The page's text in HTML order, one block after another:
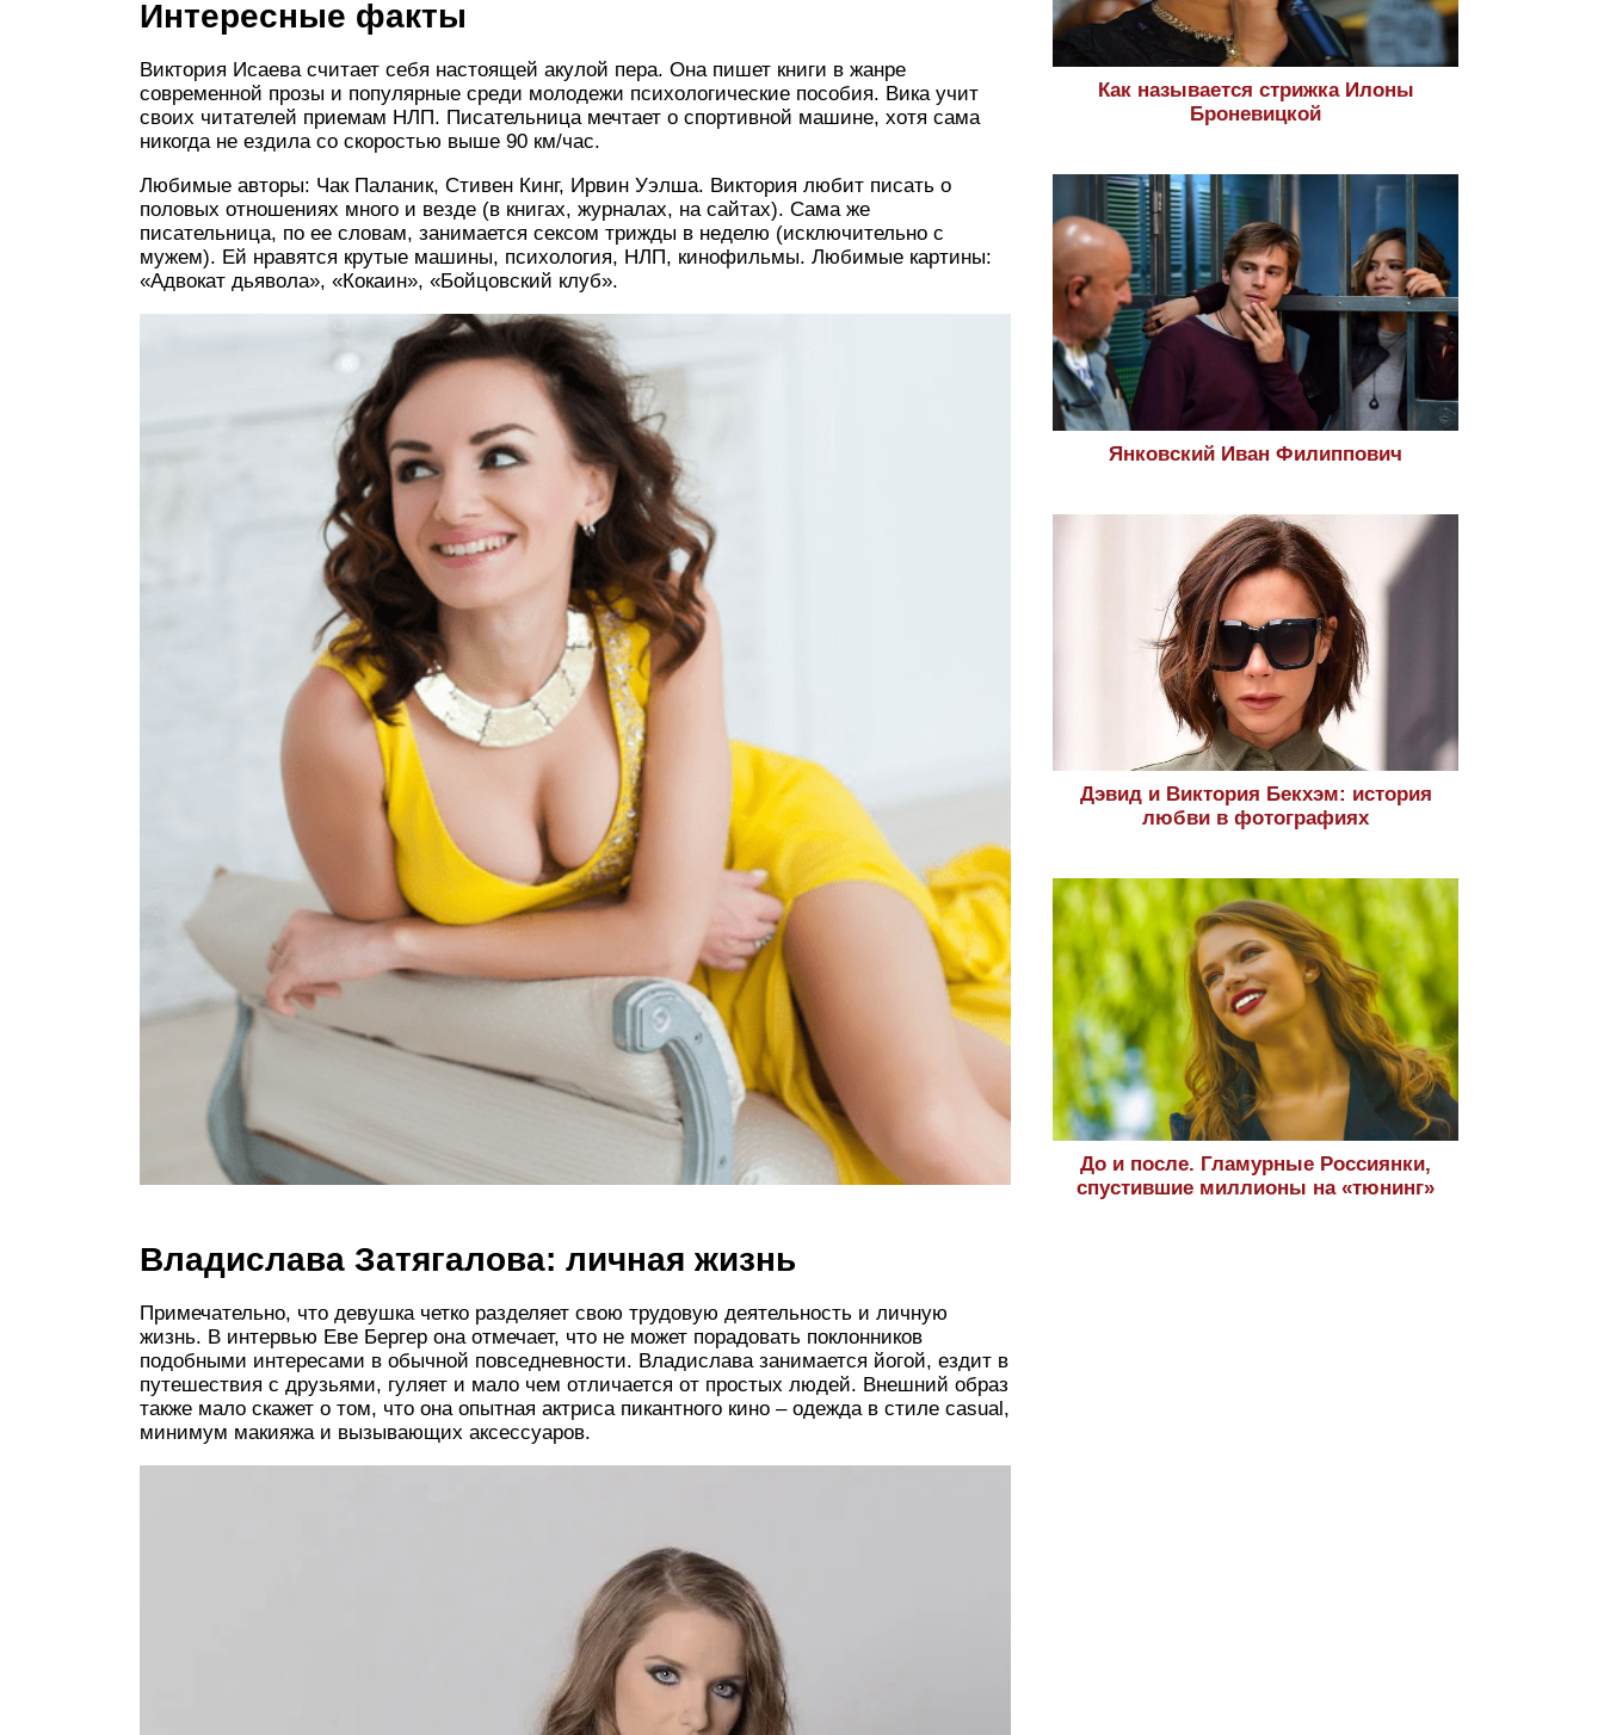
Интересные факты
Виктория Исаева считает себя настоящей акулой пера. Она пишет книги в жанре
современной прозы и популярные среди молодежи психологические пособия. Вика учит
своих читателей приемам НЛП. Писательница мечтает о спортивной машине, хотя сама
никогда не ездила со скоростью выше 90 км/час.
Любимые авторы: Чак Паланик, Стивен Кинг, Ирвин Уэлша. Виктория любит писать о
половых отношениях много и везде (в книгах, журналах, на сайтах). Сама же
писательница, по ее словам, занимается сексом трижды в неделю (исключительно с
мужем). Ей нравятся крутые машины, психология, НЛП, кинофильмы. Любимые картины:
«Адвокат дьявола», «Кокаин», «Бойцовский клуб».
Владислава Затягалова: личная жизнь
Примечательно, что девушка четко разделяет свою трудовую деятельность и личную
жизнь. В интервью Еве Бергер она отмечает, что не может порадовать поклонников
подобными интересами в обычной повседневности. Владислава занимается йогой, ездит в
путешествия с друзьями, гуляет и мало чем отличается от простых людей. Внешний образ
также мало скажет о том, что она опытная актриса пикантного кино – одежда в стиле casual,
минимум макияжа и вызывающих аксессуаров.
Как называется стрижка Илоны
Броневицкой
Янковский Иван Филиппович
Дэвид и Виктория Бекхэм: история
любви в фотографиях
До и после. Гламурные Россиянки,
спустившие миллионы на «тюнинг»